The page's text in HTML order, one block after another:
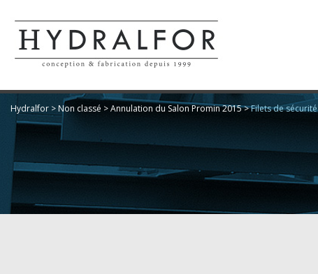
Hydralfor > Non classé >Annulation du Salon Promin 2015>Filets de sécurité